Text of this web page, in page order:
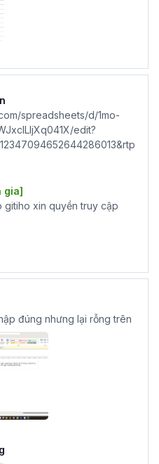
spreadsheets/d/1mo-
edit?
gia]
gitiho xin quyền truy cập
đúng nhưng lại rỗng trên